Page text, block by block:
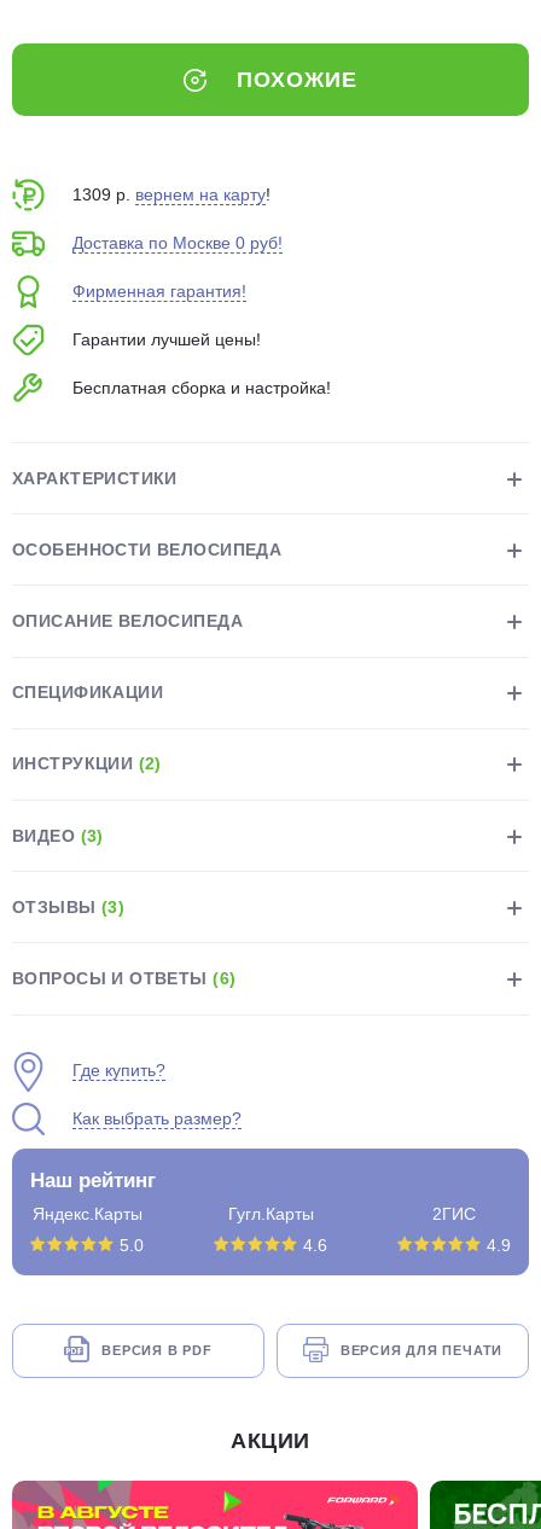
ПОХОЖИЕ
1309 р. вернем на карту!
Доставка по Москве 0 руб!
Фирменная гарантия!
Гарантии лучшей цены!
Бесплатная сборка и настройка!
ХАРАКТЕРИСТИКИ
ОСОБЕННОСТИ ВЕЛОСИПЕДА
ОПИСАНИЕ ВЕЛОСИПЕДА
СПЕЦИФИКАЦИИ
ИНСТРУКЦИИ (2)
ВИДЕО (3)
ОТЗЫВЫ (3)
ВОПРОСЫ И ОТВЕТЫ(6)
Где купить?
Как выбрать размер?
Наш рейтинг
Яндекс.Карты
5.0
Гугл.Карты
4.6
2ГИС
4.9
ВЕРСИЯ В PDF ВЕРСИЯ ДЛЯ ПЕЧАТИ
АКЦИИ
выбранный способом
Оставшиеся75% будут
Подробнее
недели